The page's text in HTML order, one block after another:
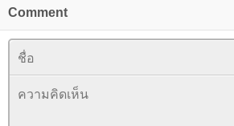
Comment